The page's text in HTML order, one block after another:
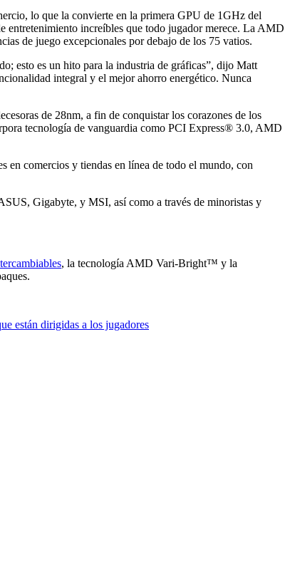
lo que la convierte en la primera GPU de 1GHz del
increíbles que todo jugador merece. La AMD
de juego excepcionales por debajo de los 75 vatios.
esto es un hito para la industria de gráficas”, dijo Matt
integral y el mejor ahorro energético. Nunca
de 28nm, a fin de conquistar los corazones de los
tecnología de vanguardia como PCI Express® 3.0, AMD
en comercios y tiendas en línea de todo el mundo, con
Gigabyte, y MSI, así como a través de minoristas y
, la tecnología AMD Vari-Bright™ y la
están dirigidas a los jugadores